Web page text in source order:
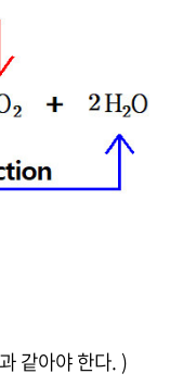
같아야 한다. )